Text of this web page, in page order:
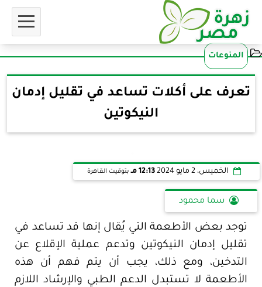
المنوعات
تعرف على أكلات تساعد في تقليل إدمان
النيكوتين
الخميس، 2 مايو 2024 12:13 مـ بتوقيت القاهرة
سما محمود
توجد بعض الأطعمة التي يُقال إنها قد تساعد في
تقليل إدمان النيكوتين وتدعم عملية الإقلاع عن
التدخين، ومع ذلك، يجب أن يتم فهم أن هذه
الأطعمة لا تستبدل الدعم الطبي والإرشاد اللازم